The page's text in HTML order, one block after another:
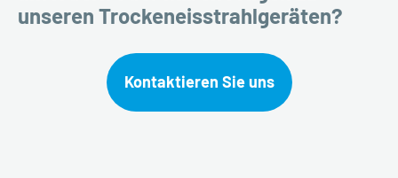
unseren Trockeneisstrahlgeräten?
Kontaktieren Sie uns